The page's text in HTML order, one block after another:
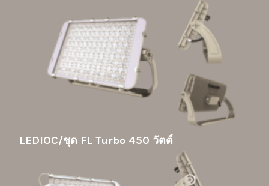
LEDIOC/ชุด FL Turbo 450 วัตต์